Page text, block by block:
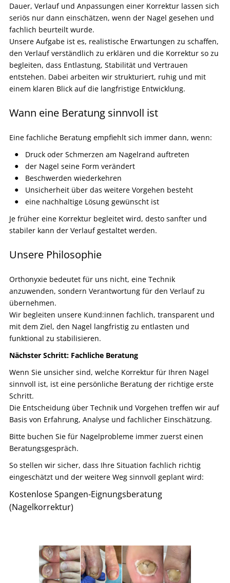
Dauer, Verlauf und Anpassungen einer Korrektur lassen sich
seriös nur dann einschätzen, wenn der Nagel gesehen und
fachlich beurteilt wurde.
Unsere Aufgabe ist es, realistische Erwartungen zu schaffen,
den Verlauf verständlich zu erklären und die Korrektur so zu
begleiten, dass Entlastung, Stabilität und Vertrauen
entstehen. Dabei arbeiten wir strukturiert, ruhig und mit
einem klaren Blick auf die langfristige Entwicklung.
Wann eine Beratung sinnvoll ist
Eine fachliche Beratung empfiehlt sich immer dann, wenn:
Druck oder Schmerzen am Nagelrand auftreten
der Nagel seine Form verändert
Beschwerden wiederkehren
Unsicherheit über das weitere Vorgehen besteht
eine nachhaltige Lösung gewünscht ist
Je früher eine Korrektur begleitet wird, desto sanfter und
stabiler kann der Verlauf gestaltet werden.
Unsere Philosophie
Orthonyxie bedeutet für uns nicht, eine Technik
anzuwenden, sondern Verantwortung für den Verlauf zu
übernehmen.
Wir begleiten unsere Kund:innen fachlich, transparent und
mit dem Ziel, den Nagel langfristig zu entlasten und
funktional zu stabilisieren.
Nächster Schritt: Fachliche Beratung
Wenn Sie unsicher sind, welche Korrektur für Ihren Nagel
sinnvoll ist, ist eine persönliche Beratung der richtige erste
Schritt.
Die Entscheidung über Technik und Vorgehen treffen wir auf
Basis von Erfahrung, Analyse und fachlicher Einschätzung.
Bitte buchen Sie für Nagelprobleme immer zuerst einen
Beratungsgespräch.
So stellen wir sicher, dass Ihre Situation fachlich richtig
eingeschätzt und der weitere Weg sinnvoll geplant wird:
Kostenlose Spangen-Eignungsberatung
(Nagelkorrektur)